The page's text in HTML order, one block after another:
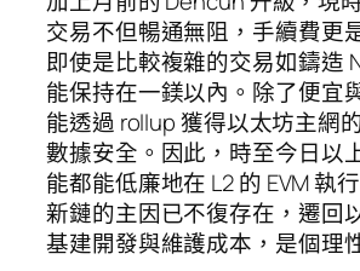
交易不但暢通無阻，手續費更
即使是比較複雜的交易如鑄造
能保持在一鎂以內。除了便宜
能透過 rollup 獲得以太坊主網
數據安全。因此，時至今日以
能都能低廉地在 L2 的 EVM 執
新鏈的主因已不復存在，遷回
基建開發與維護成本，是個理